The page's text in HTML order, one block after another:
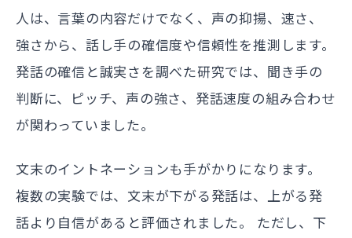
人は、言葉の内容だけでなく、声の抑揚、速さ、
強さから、話し手の確信度や信頼性を推測します。
発話の確信と誠実さを調べた研究では、聞き手の
判断に、ピッチ、声の強さ、発話速度の組み合わせ
が関わっていました。
文末のイントネーションも手がかりになります。
複数の実験では、文末が下がる発話は、上がる発
話より自信があると評価されました。 ただし、下